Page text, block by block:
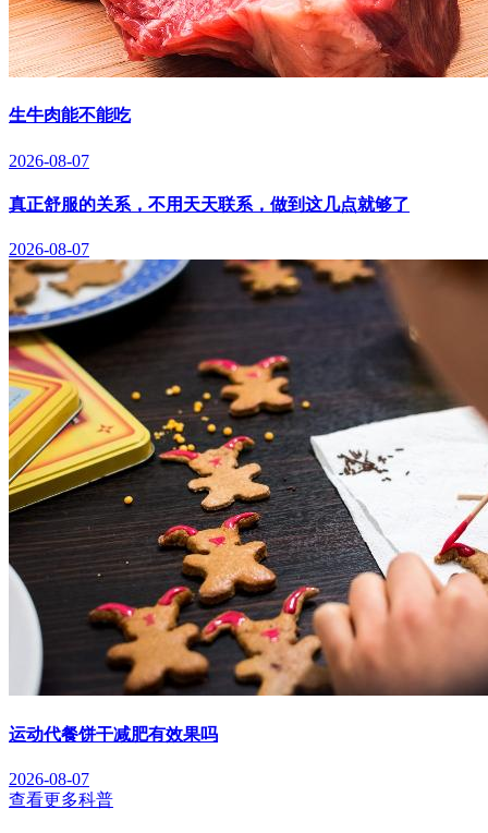
生牛肉能不能吃
2026-08-07
真正舒服的关系，不用天天联系，做到这几点就够了
2026-08-07
运动代餐饼干减肥有效果吗
2026-08-07
查看更多科普